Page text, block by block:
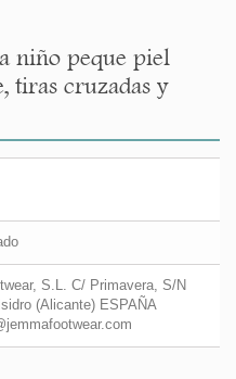
niño peque piel
tiras cruzadas y
S.L. C/ Primavera, S/N
(Alicante) ESPAÑA